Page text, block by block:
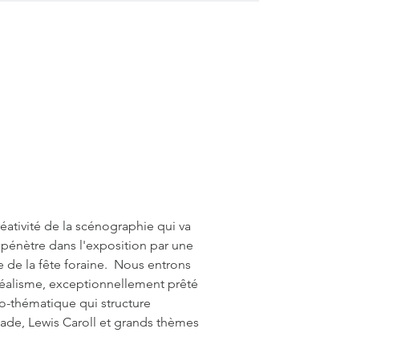
de la scénographie qui va
dans l'exposition par une
la fête foraine.  Nous entrons
exceptionnellement prêté
thématique qui structure
Lewis Caroll et grands thèmes